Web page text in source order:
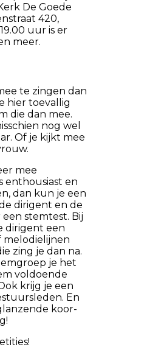
De Goede
420,
uur is er
meer.
te zingen dan
hier toevallig
die dan mee.
nog wel
Of je kijkt mee
mee
enthousiast en
dan kun je een
dirigent en de
een stemtest. Bij
dirigent een
melodielijnen
zing je dan na.
je het
voldoende
krijg je een
En
koor-